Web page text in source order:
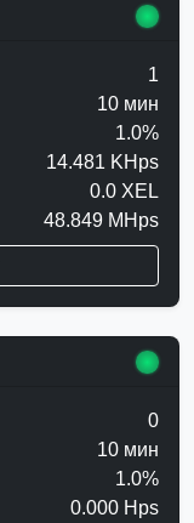
1
10 мин
1.0%
14.481 KHps
0.0 XEL
48.849 MHps
0
10 мин
1.0%
0.000 Hps